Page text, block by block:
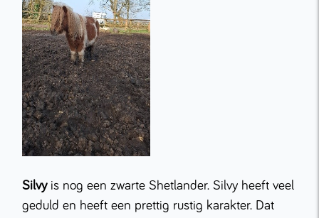
Silvyis nog een zwarte Shetlander. Silvy heeft veel
geduld en heeft een prettig rustig karakter. Dat